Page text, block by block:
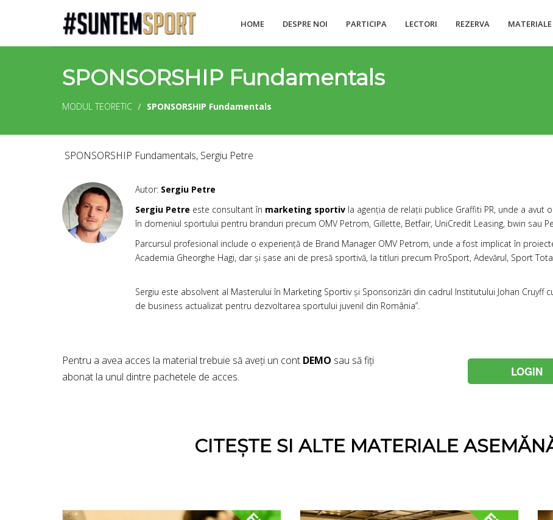
HOME DESPRE NOI PARTICIPA LECTORI REZERVA MATERIALE
SPONSORSHIP Fundamentals
MODUL TEORETIC SPONSORSHIP Fundamentals
SPONSORSHIP Fundamentals, Sergiu Petre
Autor: Sergiu Petre
Sergiu Petre este consultant în marketing sportiv la agenția de relații publice Graffiti PR, unde a avut
în domeniul sportului pentru branduri precum OMV Petrom, Gillette, Betfair, UniCredit Leasing, bwin sau
Parcursul profesional include o experiență de Brand Manager OMV Petrom, unde a fost implicat în
Academia Gheorghe Hagi, dar și șase ani de presă sportivă, la titluri precum ProSport, Adevărul, Sport
Sergiu este absolvent al Masterului în Marketing Sportiv și Sponsorizări din cadrul Institutului Johan Cruyff
de business actualizat pentru dezvoltarea sportului juvenil din România”.
Pentru a avea acces la material trebuie să aveți un cont DEMO sau să fiți
abonat la unul dintre pachetele de acces.
LOGIN
CITEȘTE SI ALTE MATERIALE